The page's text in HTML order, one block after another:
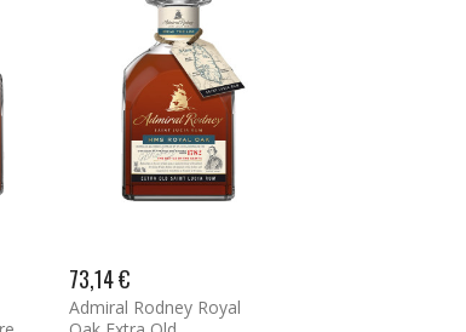
73,14 €
Admiral Rodney Royal